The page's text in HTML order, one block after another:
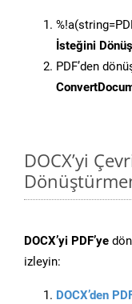
İsteğini
PDF’den
DOCX’yi
DOCX’yi PDF’ye
izleyin:
DOCX’den